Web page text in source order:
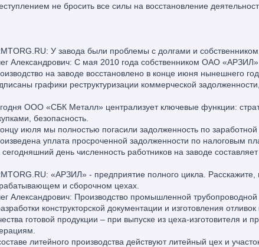
не бросить все силы на восстановление
У завода были проблемы с долгами и
Александрович: С мая 2010 года собственником ОАО
на заводе восстановлено в конце июня нынешнего
графики реструктуризации коммерческой
ООО «СБК Металл» централизует ключевые функции:
безопасность.
июля мы полностью погасили задолженность по
уплата просроченной задолженности по налоговым
день численность работников на заводе
«АРЗИЛ» - предприятие полного цикла.
и сборочном цехах.
Александрович: Производство промышленной
конструкторской документации и изготовления
готовой продукции – при выпуске из цеха-изготовителя и
литейного производства действуют литейный цех и